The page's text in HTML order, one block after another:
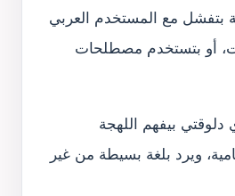
بتفشل مع المستخدم العربي
أو بتستخدم مصطلحات
دلوقتي بيفهم اللهجة
ويرد بلغة بسيطة من غير